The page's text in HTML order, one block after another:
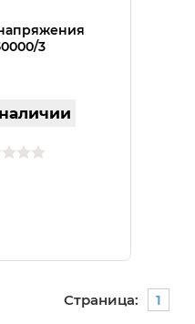
3
Страница: 1